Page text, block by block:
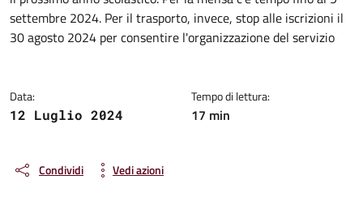
settembre 2024. Per il trasporto, invece, stop alle iscrizioni il
30 agosto 2024 per consentire l'organizzazione del servizio
Data:
12 Luglio 2024
Tempo di lettura:
17 min
Condividi Vedi azioni